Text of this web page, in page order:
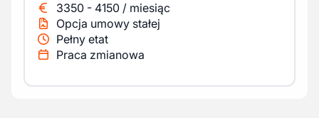
3350 - 4150 / miesiąc
Opcja umowy stałej
Pełny etat
Praca zmianowa